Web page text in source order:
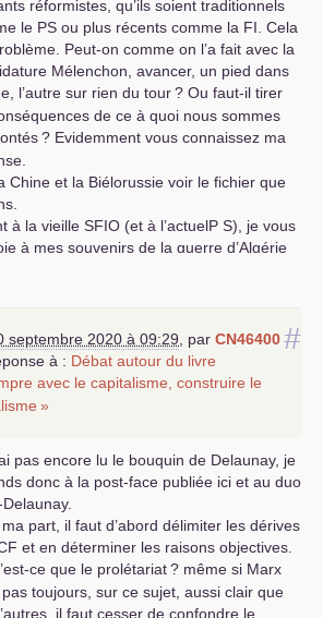
réformistes, qu’ils soient traditionnels
le PS ou plus récents comme la FI . Cela
Peut-on comme on l’a fait avec la
Mélenchon, avancer, un pied dans
l’autre sur rien du tour? Ou faut-il tirer
de ce à quoi nous sommes
? Evidemment vous connaissez ma
Chine et la Biélorussie voir le fichier que
à la vieille SFIO (et à l’actuelP S), je vous
à mes souvenirs de la guerre d’Algérie
électronique. Au passage et cela a des
avec ce que nous avons connu
Mitterrand, Jospin et Hollande, je peux
ce que je pense du vote des
même un problème avec votre
!
#
septembre 2020 à 09:29 par CN46400
à : Débat autour du livre
avec le capitalisme, construire le
»
pas encore lu le bouquin de Delaunay, je
donc à la post-face publiée ici et au duo
part, il faut d’abord délimiter les dérives
et en déterminer les raisons objectives.
ce que le prolétariat? même si Marx
pas toujours, sur ce sujet, aussi clair que
il faut cesser de confondre le